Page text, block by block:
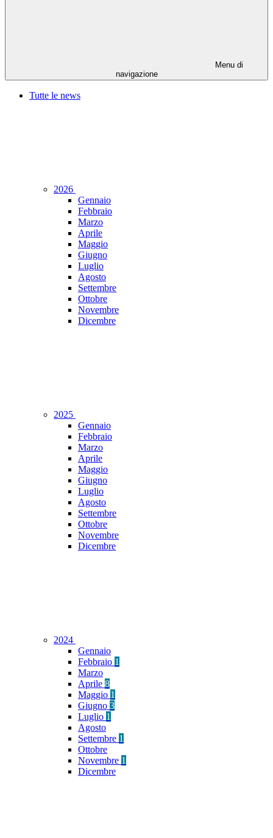
Menu di
navigazione
Tutte le news
2026
Gennaio
Febbraio
Marzo
Aprile
Maggio
Giugno
Luglio
Agosto
Settembre
Ottobre
Novembre
Dicembre
2025
Gennaio
Febbraio
Marzo
Aprile
Maggio
Giugno
Luglio
Agosto
Settembre
Ottobre
Novembre
Dicembre
2024
Gennaio
Febbraio 1
Marzo
Aprile 8
Maggio 1
Giugno 3
Luglio 1
Agosto
Settembre 1
Ottobre
Novembre 1
Dicembre